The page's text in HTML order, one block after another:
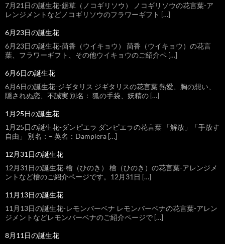
7月21日の誕生花-鋸草（ノコギリソウ） ノコギリソウの花言葉-ア
レンジメントなどノコギリソウのフラワーギフト […]
6月23日の誕生花
6月23日の誕生花-茴香（ウイキョウ） 茴香（ウイキョウ）の花言
葉、フラワーギフト、その他ウイキョウのご紹介ペ […]
6月6日の誕生花
6月6日の誕生花-ジギタリス ジギタリスの花言葉 熱愛、胸の想い、
隠されぬ恋、不誠実 別名： 狐の手袋、妖精の […]
1月25日の誕生花
1月25日の誕生花-ダンピエラ ダンピエラの花言葉 「解放」「手放す
自由」 別名：– 英名：Dampiera […]
12月31日の誕生花
12月31日の誕生花-檜（ひのき） 檜（ひのき）の花言葉-アレンジメ
ントなど檜のご紹介ページです。12月31日 […]
11月13日の誕生花
11月13日の誕生花-レモンバーベナ レモンバーベナの花言葉-アレン
ジメントなどレモンバーベナのご紹介ページで […]
8月11日の誕生花